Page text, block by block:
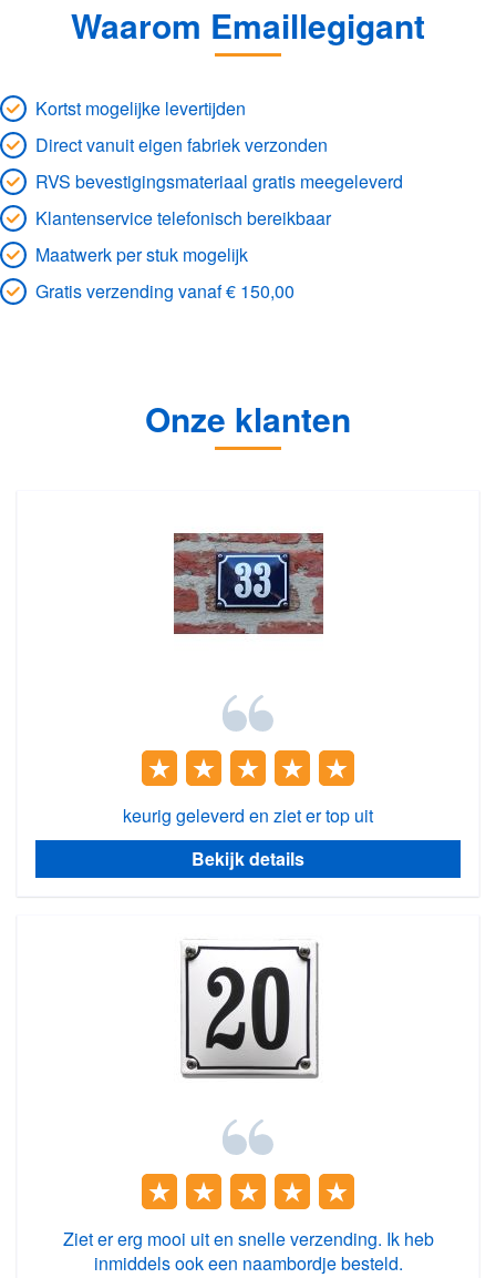
Waarom Emaillegigant
Kortst mogelijke levertijden
Direct vanuit eigen fabriek verzonden
RVS bevestigingsmateriaal gratis meegeleverd
Klantenservice telefonisch bereikbaar
Maatwerk per stuk mogelijk
Gratis verzending vanaf € 150,00
Onze klanten
keurig geleverd en ziet er top uit
Bekijk details
Ziet er erg mooi uit en snelle verzending. Ik heb
inmiddels ook een naambordje besteld.